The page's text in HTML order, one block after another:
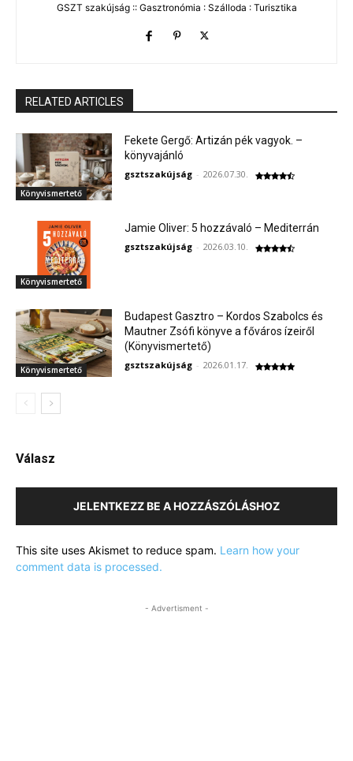
GSZT szakújság :: Gasztronómia : Szálloda : Turisztika
RELATED ARTICLES
Könyvismertető
Fekete Gergő: Artizán pék vagyok. –
könyvajánló
gsztszakújság - 2026.07.30.
Könyvismertető
Jamie Oliver: 5 hozzávaló – Mediterrán
gsztszakújság - 2026.03.10.
Könyvismertető
Budapest Gasztro – Kordos Szabolcs és
Mautner Zsófi könyve a főváros ízeiről
(Könyvismertető)
gsztszakújság - 2026.01.17.
Válasz
JELENTKEZZ BE A HOZZÁSZÓLÁSHOZ
This site uses Akismet to reduce spam. Learn how your
comment data is processed.
- Advertisment -